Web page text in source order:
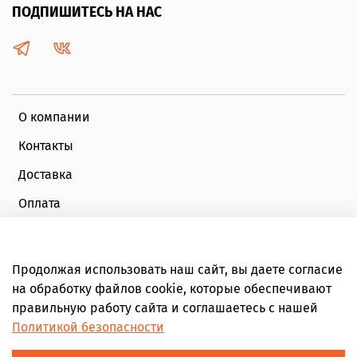
О компании
Контакты
Доставка
Оплата
Обратная связь
Личный кабинет
Плати частями
ПОДПИШИТЕСЬ НА НАС
Продолжая использовать наш сайт, вы даете согласие
на обработку файлов cookie, которые обеспечивают
правильную работу сайта и соглашаетесь с нашей
Политикой безопасности